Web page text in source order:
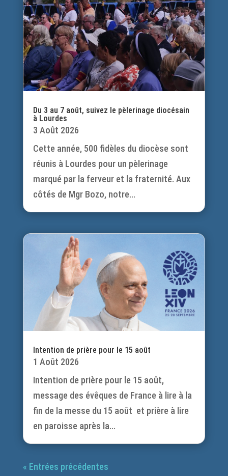
Du 3 au 7 août, suivez le pèlerinage diocésain
à Lourdes
3 Août 2026
Cette année, 500 fidèles du diocèse sont
réunis à Lourdes pour un pèlerinage
marqué par la ferveur et la fraternité. Aux
côtés de Mgr Bozo, notre...
Intention de prière pour le 15 août
1 Août 2026
Intention de prière pour le 15 août,
message des évêques de France à lire à la
fin de la messe du 15 août et prière à lire
en paroisse après la...
« Entrées précédentes